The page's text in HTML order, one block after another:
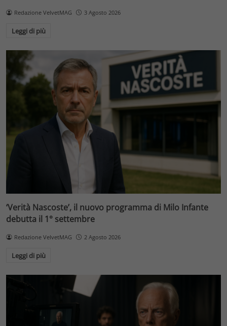
Redazione VelvetMAG 3 Agosto 2026
Leggi di più
‘Verità Nascoste’, il nuovo programma di Milo Infante
debutta il 1° settembre
Redazione VelvetMAG 2 Agosto 2026
Leggi di più